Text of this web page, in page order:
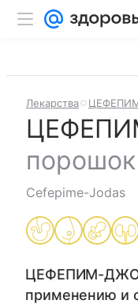
Лекарства
порошок
Cefepime-Jodas
ЦЕФЕПИМ-
применению и